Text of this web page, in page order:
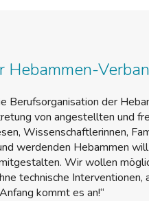
Hebammen-
Berufsorganisation der
von angestellten und
Wissenschaftlerinnen,
werdenden Hebammen
Wir wollen
technische
kommt es an!“